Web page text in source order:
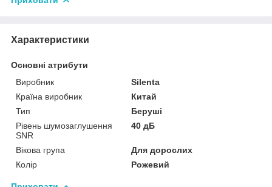
Характеристики
Основні атрибути
Виробник
Silenta
Країна виробник
Китай
Тип
Беруші
Рівень шумозаглушення
SNR
40 дБ
Вікова група
Для дорослих
Колір
Рожевий